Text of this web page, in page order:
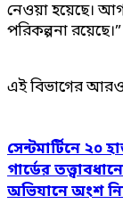
নেওয়া হয়েছে।
পরিকল্পনা রয়েছে।”
এই বিভাগের
সেন্টমার্টিনে ২০
গার্ডের
অভিযানে অংশ